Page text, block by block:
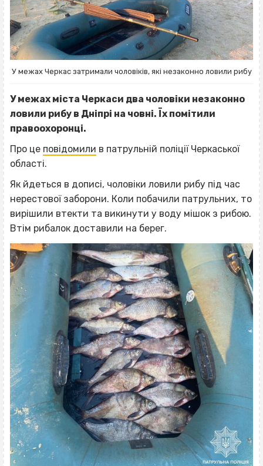
У межах Черкас затримали чоловіків, які незаконно ловили рибу
У межах міста Черкаси два чоловіки незаконно
ловили рибу в Дніпрі на човні. Їх помітили
правоохоронці.
Про це повідомили в патрульній поліції Черкаської
області.
Як йдеться в дописі, чоловіки ловили рибу під час
нерестової заборони. Коли побачили патрульних, то
вирішили втекти та викинути у воду мішок з рибою.
Втім рибалок доставили на берег.